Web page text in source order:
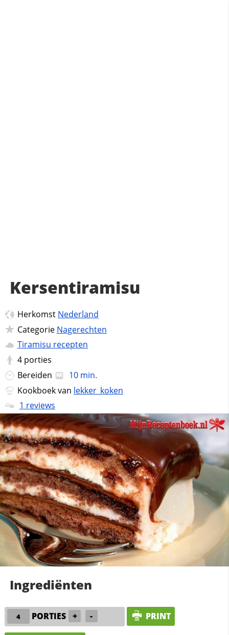
Kersentiramisu
Herkomst Nederland
Categorie Nagerechten
Tiramisu recepten
4 porties
Bereiden
10 min.
Kookboek van lekker_koken
1 reviews
Ingrediënten
PORTIES + - PRINT